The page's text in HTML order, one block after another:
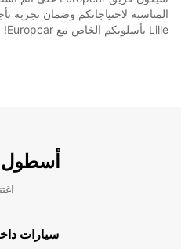
المناسبة لاحتياجاتكم وضمان تجربة
Lille بأسلوبكم الخاص مع Europcar!
أسطول
سيارات